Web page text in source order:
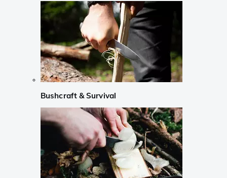
Bushcraft & Survival